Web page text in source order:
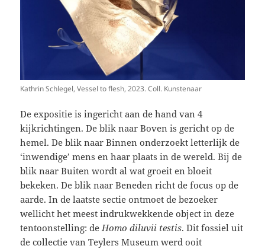
Kathrin Schlegel, Vessel to flesh, 2023. Coll. Kunstenaar
De expositie is ingericht aan de hand van 4
kijkrichtingen. De blik naar Boven is gericht op de
hemel. De blik naar Binnen onderzoekt letterlijk de
‘inwendige’ mens en haar plaats in de wereld. Bij de
blik naar Buiten wordt al wat groeit en bloeit
bekeken. De blik naar Beneden richt de focus op de
aarde. In de laatste sectie ontmoet de bezoeker
wellicht het meest indrukwekkende object in deze
tentoonstelling: deHomo diluvii testis. Dit fossiel uit
de collectie van Teylers Museum werd ooit